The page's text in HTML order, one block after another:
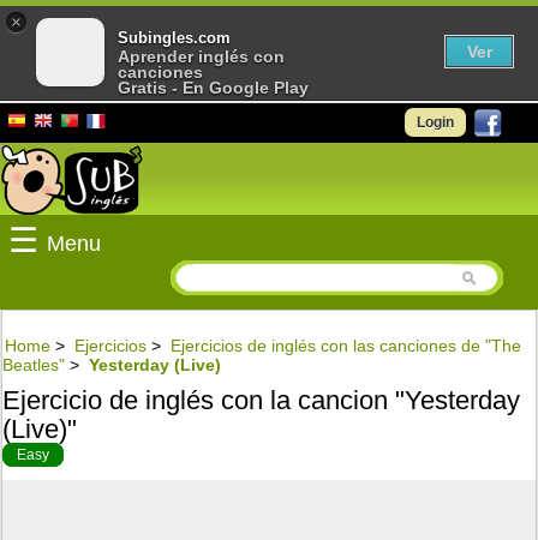
Login
☰ Menu
Home > Ejercicios > Ejercicios de inglés con las canciones de "The
Beatles" > Yesterday (Live)
Ejercicio de inglés con la cancion "Yesterday
(Live)"
Easy
×
Subingles.com
Aprender inglés con
canciones
Gratis - En Google Play
Ver